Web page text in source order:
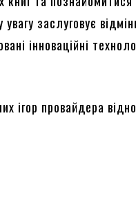
заслуговує
інноваційні
ігор провайдера